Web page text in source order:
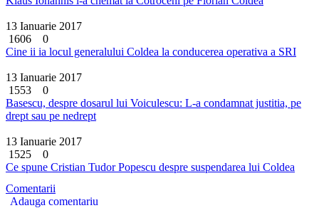
13 Ianuarie 2017
1606
0
Cine ii ia locul generalului Coldea la conducerea operativa a SRI
13 Ianuarie 2017
1553
0
Basescu, despre dosarul lui Voiculescu: L-a condamnat justitia, pe
drept sau pe nedrept
13 Ianuarie 2017
1525
0
Ce spune Cristian Tudor Popescu despre suspendarea lui Coldea
Comentarii
Adauga comentariu